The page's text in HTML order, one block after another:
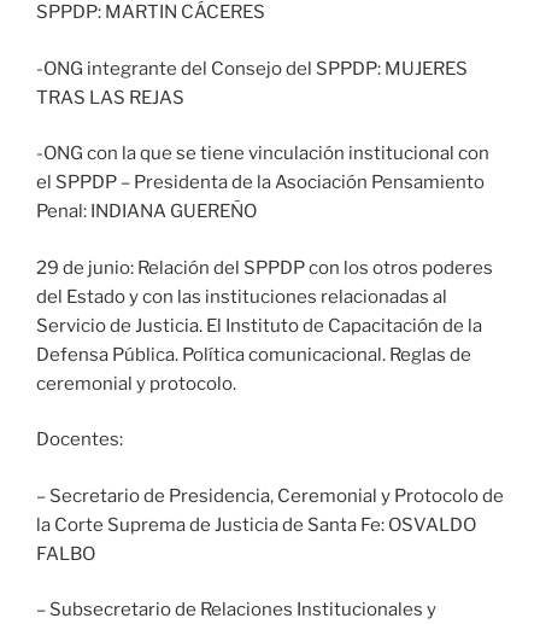
SPPDP: MARTIN CÁCERES
-ONG integrante del Consejo del SPPDP: MUJERES
TRAS LAS REJAS
-ONG con la que se tiene vinculación institucional con
el SPPDP – Presidenta de la Asociación Pensamiento
Penal: INDIANA GUEREÑO
29 de junio: Relación del SPPDP con los otros poderes
del Estado y con las instituciones relacionadas al
Servicio de Justicia. El Instituto de Capacitación de la
Defensa Pública. Política comunicacional. Reglas de
ceremonial y protocolo.
Docentes:
– Secretario de Presidencia, Ceremonial y Protocolo de
la Corte Suprema de Justicia de Santa Fe: OSVALDO
FALBO
– Subsecretario de Relaciones Institucionales y